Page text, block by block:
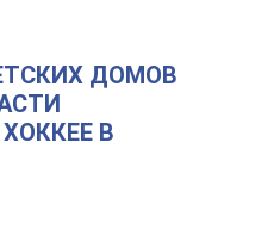
ДОМОВ
В